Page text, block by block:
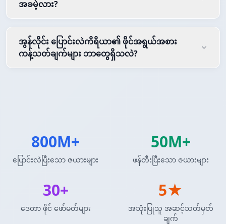
အခမဲ့လား?
အွန်လိုင်း ပြောင်းလဲကိရိယာ၏ ဖိုင်အရွယ်အစား
ကန့်သတ်ချက်များ ဘာတွေရှိသလဲ?
800M+
ပြောင်းလဲပြီးသော ဇယားများ
50M+
ဖန်တီးပြီးသော ဇယားများ
30+
ဒေတာ ဖိုင် ဖော်မတ်များ
5★
အသုံးပြုသူ အဆင့်သတ်မှတ်
ချက်